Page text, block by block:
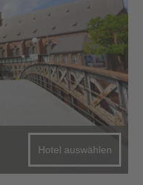
Hotel auswählen